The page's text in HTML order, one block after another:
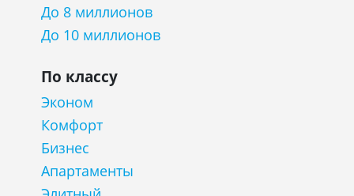
До 8 миллионов
До 10 миллионов
По классу
Эконом
Комфорт
Бизнес
Апартаменты